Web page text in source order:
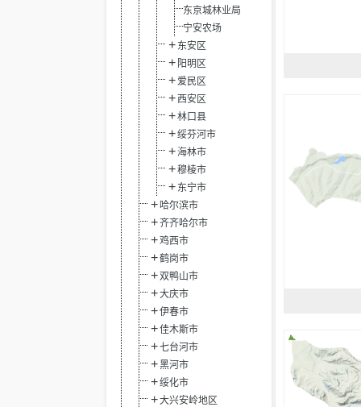
东京城林业局
宁安农场
东安区
阳明区
爱民区
西安区
林口县
绥芬河市
海林市
穆棱市
东宁市
哈尔滨市
齐齐哈尔市
鸡西市
鹤岗市
双鸭山市
大庆市
伊春市
佳木斯市
七台河市
黑河市
绥化市
大兴安岭地区